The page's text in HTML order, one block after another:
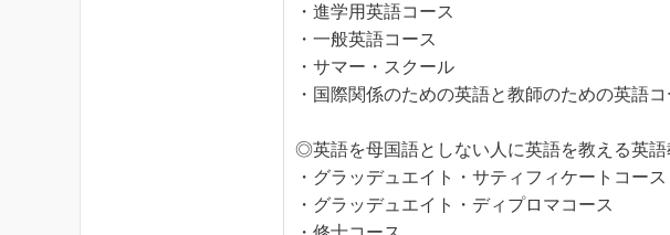
・進学用英語コース
・一般英語コース
・サマー・スクール
・国際関係のための英語と教師のための英語コ
◎英語を母国語としない人に英語を教える英語
・グラッデュエイト・サティフィケートコース
・グラッデュエイト・ディプロマコース